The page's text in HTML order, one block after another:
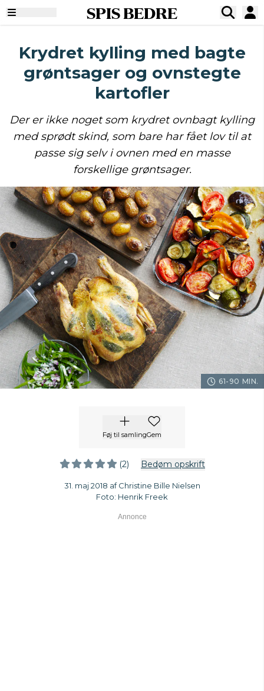
SPIS BEDRE
Krydret kylling med bagte
grøntsager og ovnstegte
kartofler
Der er ikke noget som krydret ovnbagt kylling
med sprødt skind, som bare har fået lov til at
passe sig selv i ovnen med en masse
forskellige grøntsager.
61-90 MIN.
Føj til samlingGem
(2) Bedøm opskrift
31. maj 2018 af Christine Bille Nielsen
Foto: Henrik Freek